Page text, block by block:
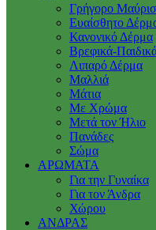
Γρήγορο
Ευαίσθητο
Κανονικό Δέρμα
Βρεφικά-
Λιπαρό Δέρμα
Μαλλιά
Μάτια
Με Χρώμα
Μετά τον Ήλιο
Πανάδες
Σώμα
ΑΡΩΜΑΤΑ
Για την Γυναίκα
Για τον Άνδρα
Χώρου
ΑΝΔΡΑΣ